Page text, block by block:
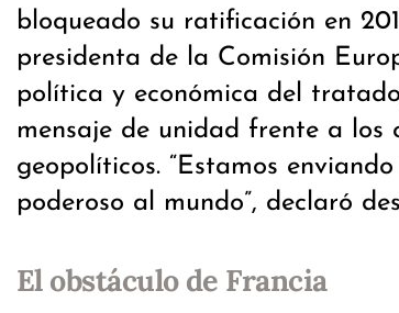
bloqueado su ratificación en
presidenta de la Comisión
política y económica del
mensaje de unidad frente a los
geopolíticos. “Estamos
poderoso al mundo”, declaró
El obstáculo de Francia